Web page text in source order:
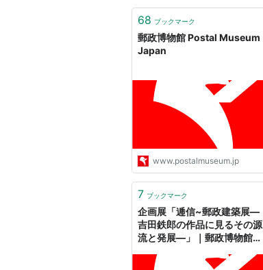
68 ブックマーク
郵政博物館 Postal Museum
Japan
www.postalmuseum.jp
7 ブックマーク
企画展「逓信~郵政建築展―
吉田鉄郎の作品に見るその源
流と発展―」｜郵政博物館
Museum Japan